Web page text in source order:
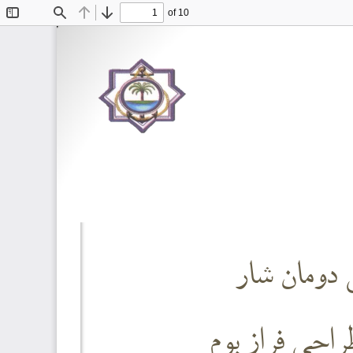
Find Previous
Next
of 10
شار
فراز بوم